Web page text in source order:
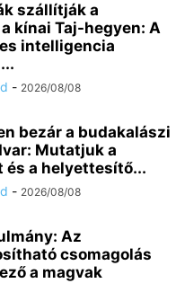
szállítják a
kínai Taj-hegyen: A
intelligencia
- 2026/08/08
bezár a budakalászi
Mutatjuk a
és a helyettesítő...
- 2026/08/08
Az
csomagolás
a magvak